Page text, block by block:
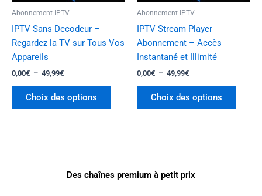
Abonnement IPTV
IPTV Sans Decodeur –
Regardez la TV sur Tous Vos
Appareils
0,00€ – 49,99€
Choix des options
la
Abonnement IPTV
IPTV Stream Player
Abonnement – Accès
Instantané et Illimité
0,00€ – 49,99€
Choix des options
Des chaînes premium à petit prix